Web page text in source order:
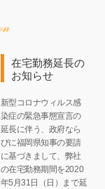
在宅勤務延長の
お知らせ
新型コロナウィルス感
染症の緊急事態宣言の
延長に伴う、政府なら
びに福岡県知事の要請
に基づきまして、弊社
の在宅勤務期間を2020
年5月31日（日）まで延